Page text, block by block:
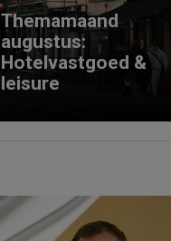
Themamaand
augustus:
Hotelvastgoed &
leisure